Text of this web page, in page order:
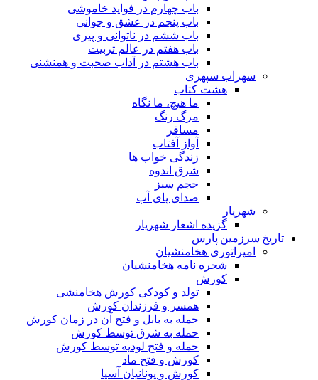
باب چهارم در فواید خاموشى
باب پنجم در عشق و جوانى
باب ششم در ناتوانى و پیرى
باب هفتم در عالم تربیت
باب هشتم در آداب صحبت و همنشنى
سهراب سپهری
هشت کتاب
ما هیچ، ما نگاه
مرگ رنگ
مسافر
آواز آفتاب
زندگی خواب ها
شرق اندوه
حجم سبز
صدای پای آب
شهریار
گزیده اشعار شهریار
تاریخ سرزمین پارس
امپراتوری هخامنشیان
شجره نامه هخامنشیان
کورش
تولد و کودکی کورش هخامنشی
همسر و فرزندان کورش
حمله به بابل و فتح آن در زمان کورش
حمله به شرق توسط کورش
حمله و فتح لودیه توسط کورش
کورش و فتح ماد
کورش و یونانیان آسیا